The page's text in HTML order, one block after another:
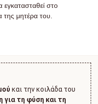
εγκατασταθεί στο
μητέρα του.
και την κοιλάδα του
για τη φύση και τη